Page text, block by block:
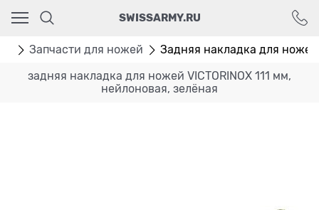
SWISSARMY.RU
Запчасти для ножей Задняя накладка для
задняя накладка для ножей VICTORINOX 111 мм,
нейлоновая, зелёная
Ваш город - Москва,
угадали?
ДА НЕТ